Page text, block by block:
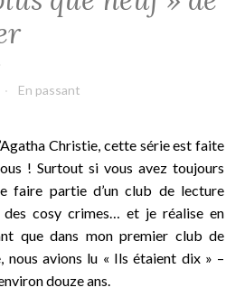
En passant
Christie, cette série est faite
! Surtout si vous avez toujours
faire partie d’un club de lecture
des cosy crimes… et je réalise en
que dans mon premier club de
nous avions lu « Ils étaient dix » –
douze ans.